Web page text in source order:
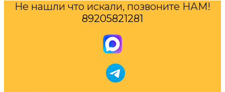
Не нашли что искали, позвоните НАМ!
89205821281